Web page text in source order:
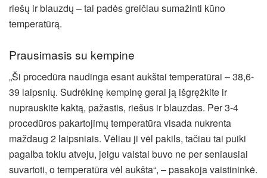
riešų ir blauzdų – tai padės greičiau sumažinti kūno
temperatūrą.
Prausimasis su kempine
„Ši procedūra naudinga esant aukštai temperatūrai – 38,6-
39 laipsnių. Sudrėkinę kempinę gerai ją išgręžkite ir
nuprauskite kaktą, pažastis, riešus ir blauzdas. Per 3-4
procedūros pakartojimų temperatūra visada nukrenta
maždaug 2 laipsniais. Vėliau ji vėl pakils, tačiau tai puiki
pagalba tokiu atveju, jeigu vaistai buvo ne per seniausiai
suvartoti, o temperatūra vėl aukšta“, – pasakoja vaistininkė.